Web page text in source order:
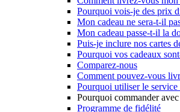
Pourquoi vois-je des prix
Mon cadeau ne sera-t-il
Mon cadeau passe-t-il la
Puis-je inclure nos cartes
Pourquoi vos cadeaux
Comparez-nous
Comment pouvez-vous
Pourquoi utiliser le
Pourquoi commander
Programme de fidélité